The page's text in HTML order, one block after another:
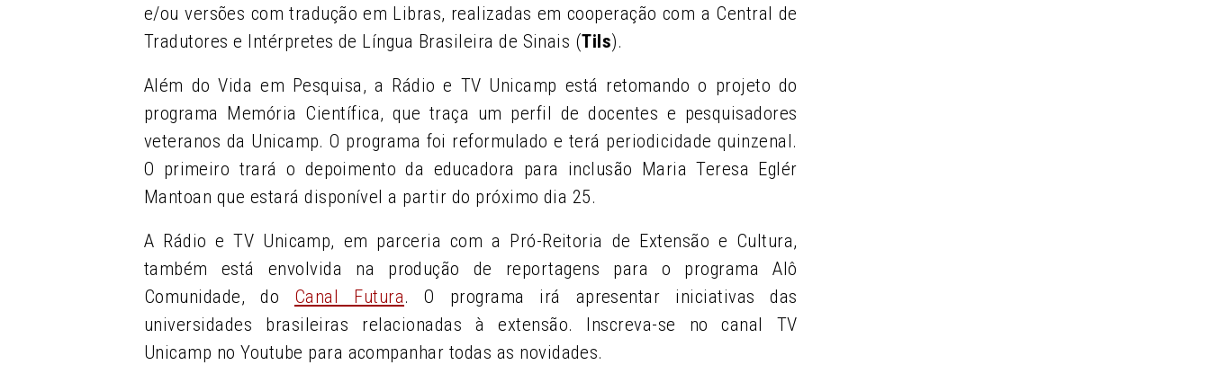
e/ou versões com tradução em Libras, realizadas em cooperação com a Central de
Tradutores e Intérpretes de Língua Brasileira de Sinais (Tils).
Além do Vida em Pesquisa, a Rádio e TV Unicamp está retomando o projeto do
programa Memória Científica, que traça um perfil de docentes e pesquisadores
veteranos da Unicamp. O programa foi reformulado e terá periodicidade quinzenal.
O primeiro trará o depoimento da educadora para inclusão Maria Teresa Eglér
Mantoan que estará disponível a partir do próximo dia 25.
A Rádio e TV Unicamp, em parceria com a Pró-Reitoria de Extensão e Cultura,
também está envolvida na produção de reportagens para o programa Alô
Comunidade, do Canal Futura. O programa irá apresentar iniciativas das
universidades brasileiras relacionadas à extensão. Inscreva-se no canal TV
Unicamp no Youtube para acompanhar todas as novidades.